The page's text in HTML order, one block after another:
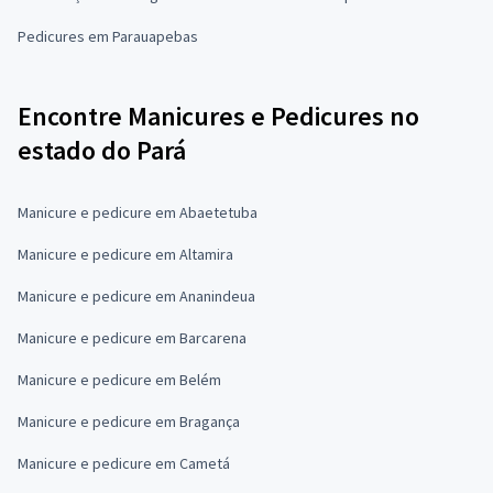
Pedicures em Parauapebas
Encontre Manicures e Pedicures no
estado do Pará
Manicure e pedicure em Abaetetuba
Manicure e pedicure em Altamira
Manicure e pedicure em Ananindeua
Manicure e pedicure em Barcarena
Manicure e pedicure em Belém
Manicure e pedicure em Bragança
Manicure e pedicure em Cametá